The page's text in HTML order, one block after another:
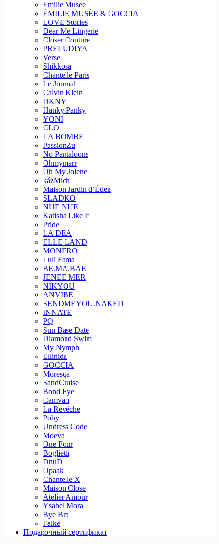
Emilie Musee
ÉMILIE MUSÉE & GOCCIA
LOVE Stories
Dear Me Lingerie
Closer Couture
PRELUDIYA
Verse
Shikkosa
Chantelle Paris
Le Journal
Calvin Klein
DKNY
Hanky Panky
YONI
CLO
LA BOMBE
PassionZu
No Pantaloons
Ohmymarr
Oh My Jolene
kázMich
Maison Jardin d’Éden
SLADKO
NUE NUE
Katisha Like It
Pride
LA DEA
ELLE LAND
MONERO
Luli Fama
BE.MA.BAE
JENEE MER
NIKYOU
ANVIBE
SENDMEYOU.NAKED
INNATE
PQ
Sun Base Date
Diamond Swim
My Nymph
Ellinida
GOCCIA
Moresqa
SandCruise
Bond Eye
Camvari
La Revêche
Poby
Undress Code
Moeva
One Four
Boglietti
DnuD
Opaak
Chantelle X
Maison Close
Atelier Amour
Ysabel Mora
Bye Bra
Falke
Подарочный сертификат